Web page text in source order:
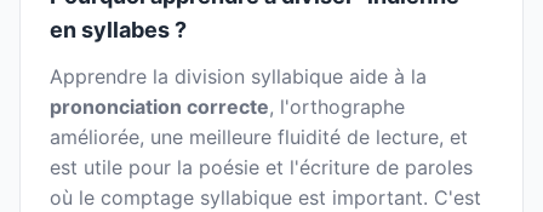
en syllabes ?
Apprendre la division syllabique aide à la
prononciation correcte, l'orthographe
améliorée, une meilleure fluidité de lecture, et
est utile pour la poésie et l'écriture de paroles
où le comptage syllabique est important. C'est